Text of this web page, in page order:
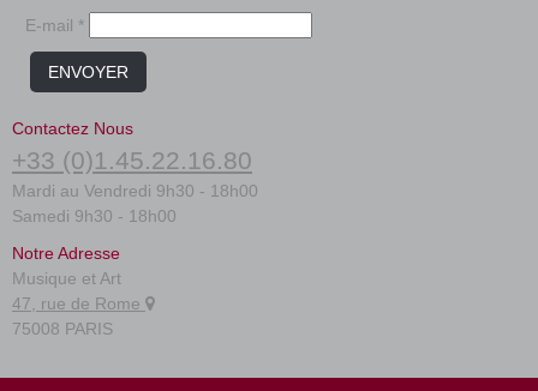
E-mail *
ENVOYER
Contactez Nous
+33 (0)1.45.22.16.80
Mardi au Vendredi 9h30 - 18h00
Samedi 9h30 - 18h00
Notre Adresse
Musique et Art
47, rue de Rome
75008 PARIS